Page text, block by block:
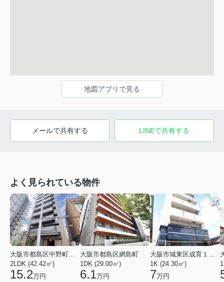
地図アプリで見る
メールで共有する LINEで共有する
よく見られている物件
大阪市都島区中野町２丁目
2LDK (42.42㎡)
15.2万円
大阪市都島区網島町
1DK (29.00㎡)
6.1万円
大阪市城東区成育１丁目
1K (24.30㎡)
7万円